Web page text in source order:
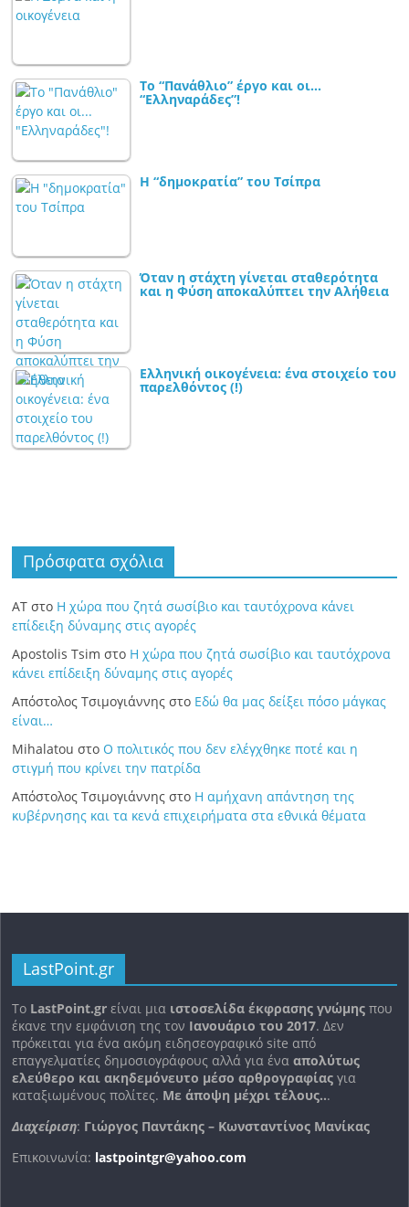
Το “Πανάθλιο” έργο και οι…
“Ελληναράδες”!
Η “δημοκρατία” του Τσίπρα
Όταν η στάχτη γίνεται σταθερότητα
και η Φύση αποκαλύπτει την Αλήθεια
Ελληνική οικογένεια: ένα στοιχείο του
παρελθόντος (!)
Πρόσφατα σχόλια
ΑΤ στο Η χώρα που ζητά σωσίβιο και ταυτόχρονα κάνει
επίδειξη δύναμης στις αγορές
Apostolis Tsim στο Η χώρα που ζητά σωσίβιο και ταυτόχρονα
κάνει επίδειξη δύναμης στις αγορές
Απόστολος Τσιμογιάννης στο Εδώ θα μας δείξει πόσο μάγκας
είναι…
Mihalatou στοΟ πολιτικός που δεν ελέγχθηκε ποτέ και η
στιγμή που κρίνει την πατρίδα
Απόστολος Τσιμογιάννης στο Η αμήχανη απάντηση της
κυβέρνησης και τα κενά επιχειρήματα στα εθνικά θέματα
LastPoint.gr
To LastPoint.gr είναι μια ιστοσελίδα έκφρασης γνώμης που
έκανε την εμφάνιση της τον Ιανουάριο του 2017. Δεν
πρόκειται για ένα ακόμη ειδησεογραφικό site από
επαγγελματίες δημοσιογράφους αλλά για ένααπολύτως
ελεύθερο και ακηδεμόνευτο μέσο αρθρογραφίας για
καταξιωμένους πολίτες. Με άποψη μέχρι τέλους...
Διαχείριση: Γιώργος Παντάκης – Κωνσταντίνος Μανίκας
Επικοινωνία: lastpointgr@yahoo.com